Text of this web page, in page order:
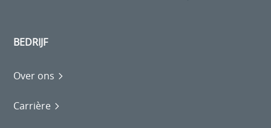
BEDRIJF
Over ons
Carrière